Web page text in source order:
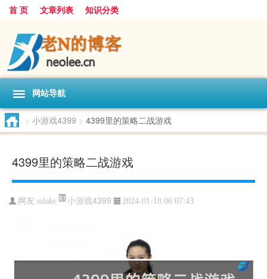
首 页 文章列表 知识分类
网站导航
> 小游戏4399 > 4399里的策略二战游戏
4399里的策略二战游戏
网友:sslake 小游戏4399 2024-01-18 06:07:43